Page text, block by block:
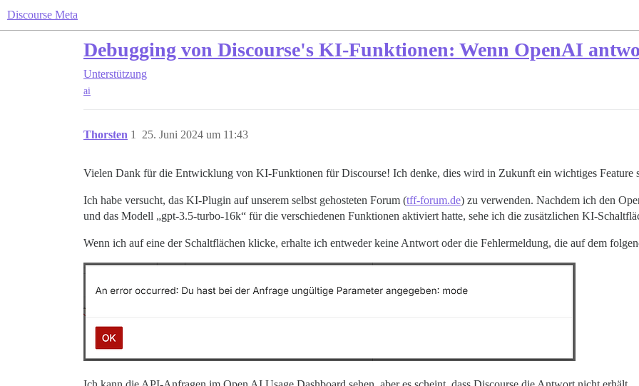
Discourse Meta
Debugging von Discourse's KI-Funktionen: Wenn OpenAI
Unterstützung
ai
Thorsten 25. Juni 2024 um 11:43
1
Vielen Dank für die Entwicklung von KI-Funktionen für Discourse! Ich denke, dies wird in Zukunft ein wichtiges Feature
Ich habe versucht, das KI-Plugin auf unserem selbst gehosteten Forum (tff-forum.de) zu verwenden. Nachdem ich den
und das Modell „gpt-3.5-turbo-16k“ für die verschiedenen Funktionen aktiviert hatte, sehe ich die zusätzlichen KI-
Wenn ich auf eine der Schaltflächen klicke, erhalte ich entweder keine Antwort oder die Fehlermeldung, die auf dem